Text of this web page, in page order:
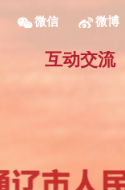
微信 微博
互动交流